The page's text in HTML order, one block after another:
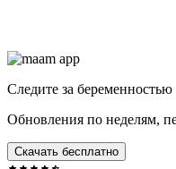
Следите за беременностью
Обновления по неделям,
Скачать бесплатно